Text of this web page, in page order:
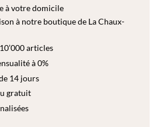
à votre domicile
à notre boutique de La Chaux-
articles
à 0%
14 jours
gratuit